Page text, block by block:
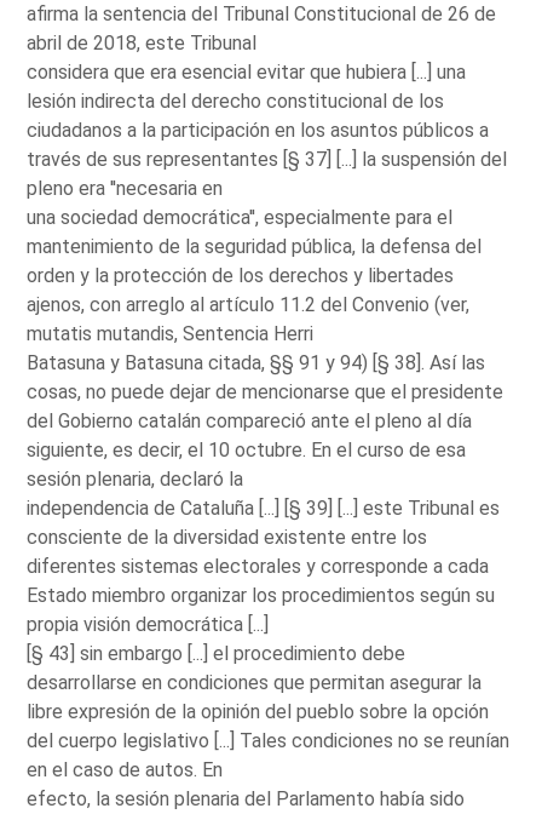
afirma la sentencia del Tribunal Constitucional de 26 de
abril de 2018, este Tribunal
considera que era esencial evitar que hubiera [...] una
lesión indirecta del derecho constitucional de los
ciudadanos a la participación en los asuntos públicos a
través de sus representantes [§ 37] [...] la suspensión del
pleno era ''necesaria en
una sociedad democrática'', especialmente para el
mantenimiento de la seguridad pública, la defensa del
orden y la protección de los derechos y libertades
ajenos, con arreglo al artículo 11.2 del Convenio (ver,
mutatis mutandis, Sentencia Herri
Batasuna y Batasuna citada, §§ 91 y 94) [§ 38]. Así las
cosas, no puede dejar de mencionarse que el presidente
del Gobierno catalán compareció ante el pleno al día
siguiente, es decir, el 10 octubre. En el curso de esa
sesión plenaria, declaró la
independencia de Cataluña [...] [§ 39] [...] este Tribunal es
consciente de la diversidad existente entre los
diferentes sistemas electorales y corresponde a cada
Estado miembro organizar los procedimientos según su
propia visión democrática [...]
[§ 43] sin embargo [...] el procedimiento debe
desarrollarse en condiciones que permitan asegurar la
libre expresión de la opinión del pueblo sobre la opción
del cuerpo legislativo [...] Tales condiciones no se reunían
en el caso de autos. En
efecto, la sesión plenaria del Parlamento había sido